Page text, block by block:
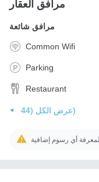
مرافق العقار
مرافق شائعة
Common Wifi
Parking
Restaurant
عرض الكل (44)